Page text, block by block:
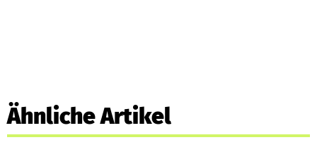
Ähnliche Artikel